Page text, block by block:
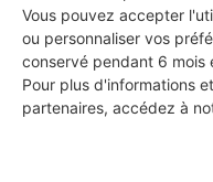
Vous pouvez accepter
ou personnaliser vos
conservé pendant 6 mois
Pour plus d'informations
partenaires, accédez à